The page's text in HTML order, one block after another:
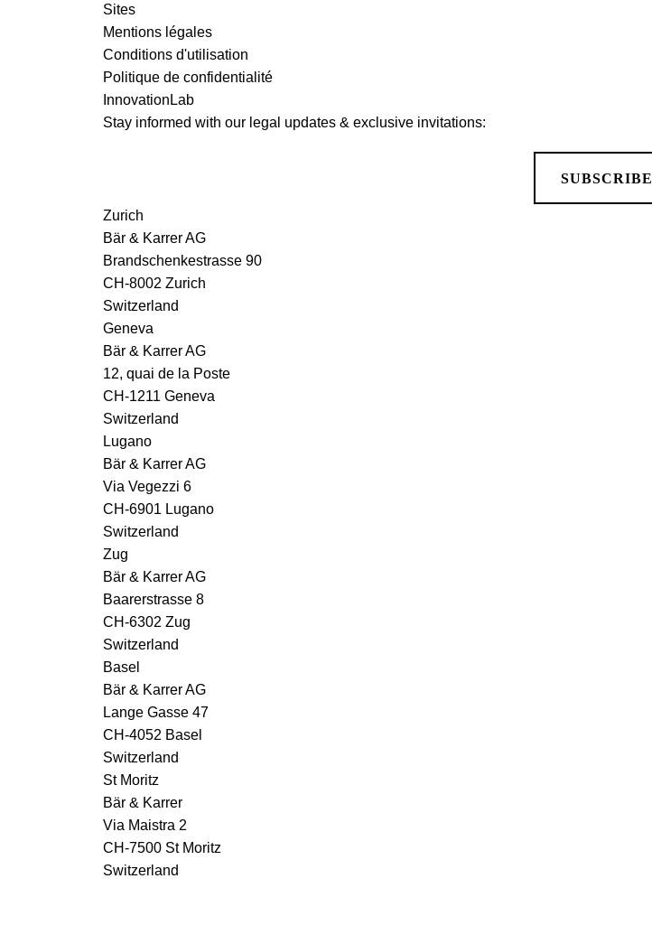
Sites
Mentions légales
Conditions d'utilisation
Politique de confidentialité
InnovationLab
Stay informed with our legal updates & exclusive invitations:
SUBSCRIBE
Zurich
Bär & Karrer AG
Brandschenkestrasse 90
CH-8002 Zurich
Switzerland
Geneva
Bär & Karrer AG
12, quai de la Poste
CH-1211 Geneva
Switzerland
Lugano
Bär & Karrer AG
Via Vegezzi 6
CH-6901 Lugano
Switzerland
Zug
Bär & Karrer AG
Baarerstrasse 8
CH-6302 Zug
Switzerland
Basel
Bär & Karrer AG
Lange Gasse 47
CH-4052 Basel
Switzerland
St Moritz
Bär & Karrer
Via Maistra 2
CH-7500 St Moritz
Switzerland